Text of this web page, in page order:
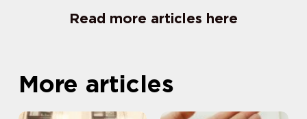
Read more articles here
More articles